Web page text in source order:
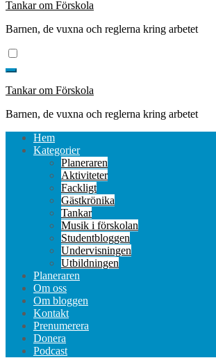
Tankar om Förskola
Barnen, de vuxna och reglerna kring arbetet
Tankar om Förskola
Barnen, de vuxna och reglerna kring arbetet
Hem
Kategorier
Planeraren
Aktiviteter
Fackligt
Gästkrönika
Tankar
Musik i förskolan
Studentbloggen
Undervisningen
Utbildningen
Planeraren
Om oss
Om bloggen
Kontakt
Prenumerera
Donera
Podcast